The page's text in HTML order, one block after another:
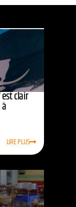
clair
LIRE PLUS